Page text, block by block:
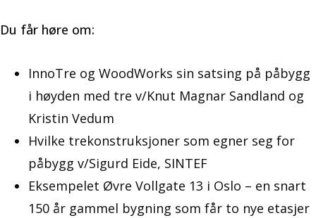
Du får høre om:
InnoTre og WoodWorks sin satsing på påbygg
i høyden med tre v/Knut Magnar Sandland og
Kristin Vedum
Hvilke trekonstruksjoner som egner seg for
påbygg v/Sigurd Eide, SINTEF
Eksempelet Øvre Vollgate 13 i Oslo – en snart
150 år gammel bygning som får to nye etasjer